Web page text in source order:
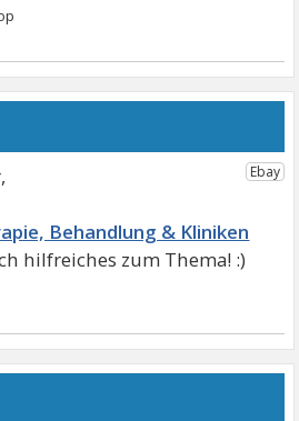
Behandlung & Kliniken